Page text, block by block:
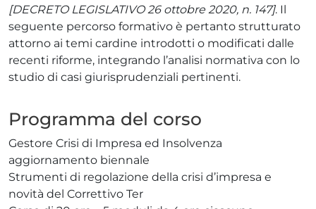
[DECRETO LEGISLATIVO 26 ottobre 2020, n. 147]. Il
seguente percorso formativo è pertanto strutturato
attorno ai temi cardine introdotti o modificati dalle
recenti riforme, integrando l’analisi normativa con lo
studio di casi giurisprudenziali pertinenti.
Programma del corso
Gestore Crisi di Impresa ed Insolvenza
aggiornamento biennale
Strumenti di regolazione della crisi d’impresa e
novità del Correttivo Ter